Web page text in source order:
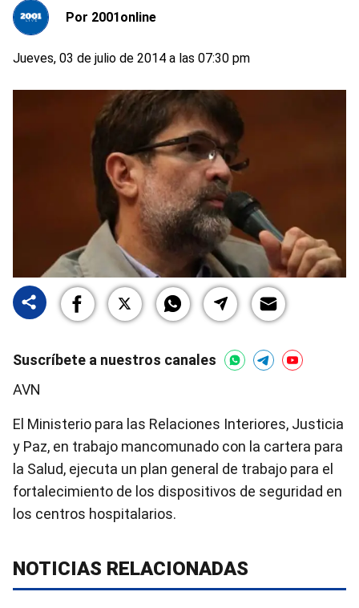
Por 2001online
Jueves, 03 de julio de 2014 a las 07:30 pm
Suscríbete a nuestros canales
AVN
El Ministerio para las Relaciones Interiores, Justicia
y Paz, en trabajo mancomunado con la cartera para
la Salud, ejecuta un plan general de trabajo para el
fortalecimiento de los dispositivos de seguridad en
los centros hospitalarios.
NOTICIAS RELACIONADAS